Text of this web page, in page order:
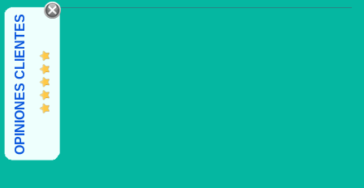
OPINIONES CLIENTES